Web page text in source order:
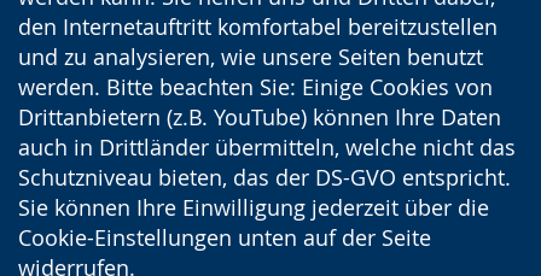
den Internetauftritt komfortabel bereitzustellen
und zu analysieren, wie unsere Seiten benutzt
werden. Bitte beachten Sie: Einige Cookies von
Drittanbietern (z.B. YouTube) können Ihre Daten
auch in Drittländer übermitteln, welche nicht das
Schutzniveau bieten, das der DS-GVO entspricht.
Sie können Ihre Einwilligung jederzeit über die
Cookie-Einstellungen unten auf der Seite
widerrufen.